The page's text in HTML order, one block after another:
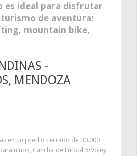
es ideal para disfrutar
de aventura:
mountain bike,
-
MENDOZA
en un predio cerrado de 30.000
niños, Cancha de Fútbol 5/Voley,